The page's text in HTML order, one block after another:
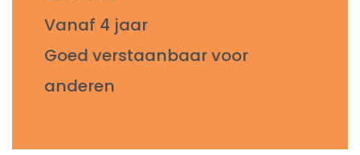
Vanaf 4 jaar
Goed verstaanbaar voor
anderen